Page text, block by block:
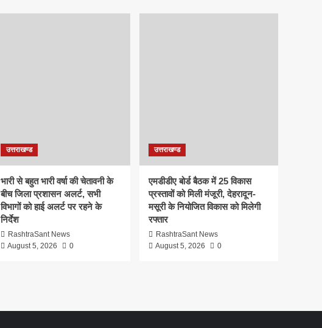
उत्तराखण्ड
भारी से बहुत भारी वर्षा की चेतावनी के
बीच जिला प्रशासन अलर्ट, सभी
विभागों को हाई अलर्ट पर रहने के
निर्देश
RashtraSant News
August 5, 2026
0
उत्तराखण्ड
एमडीडीए बोर्ड बैठक में 25 विकास
प्रस्तावों को मिली मंजूरी, देहरादून-
मसूरी के नियोजित विकास को मिलेगी
रफ्तार
RashtraSant News
August 5, 2026
0